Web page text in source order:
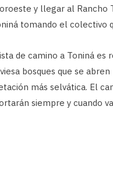
y llegar al Rancho
tomando el colectivo
de camino a Toniná
bosques que se
más selvática. El
siempre y cuando